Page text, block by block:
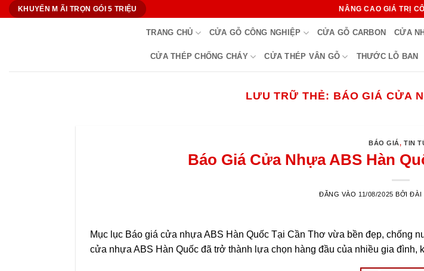
Bỏ
KHUYẾN M ÃI TRỌN GÓI 5 TRIỆU NÂNG CAO GIÁ TRỊ
TRANG CHỦ CỬA GỖ CÔNG NGHIỆP CỬA GỖ CARBON CỬA
CỬA THÉP CHỐNG CHÁY CỬA THÉP VÂN GỖ THƯỚC LỖ BAN
LƯU TRỮ THẺ: BÁO GIÁ CỬA
BÁO GIÁ,TIN
Báo Giá Cửa Nhựa ABS Hàn
ĐĂNG VÀO 11/08/2025 BỞIĐÀI
Mục lục Báo giá cửa nhựa ABS Hàn Quốc Tại Cần Thơ vừa bền đẹp, chống
cửa nhựa ABS Hàn Quốc đã trở thành lựa chọn hàng đầu của nhiều gia